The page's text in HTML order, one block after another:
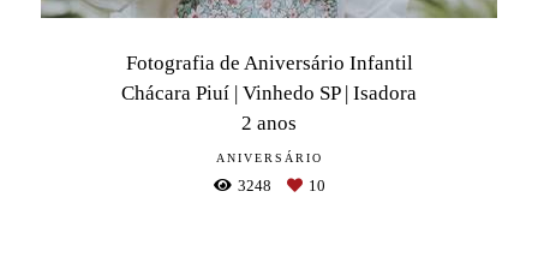
Fotografia de Aniversário Infantil
Chácara Piuí | Vinhedo SP | Isadora
2 anos
ANIVERSÁRIO
3248 10